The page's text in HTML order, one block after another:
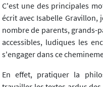
C'est une des principales
écrit avec Isabelle
nombre de parents, grands-
accessibles, ludiques les
s'engager dans ce
En effet, pratiquer la